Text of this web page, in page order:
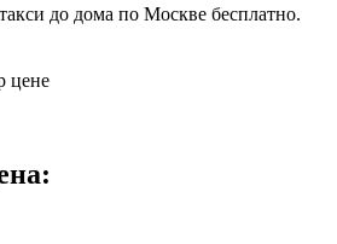
до дома по Москве бесплатно.
цене